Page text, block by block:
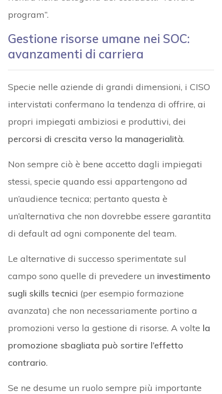
program”.
Gestione risorse umane nei SOC:
avanzamenti di carriera
Specie nelle aziende di grandi dimensioni, i CISO
intervistati confermano la tendenza di offrire, ai
propri impiegati ambiziosi e produttivi, dei
percorsi di crescita verso la managerialità.
Non sempre ciò è bene accetto dagli impiegati
stessi, specie quando essi appartengono ad
un’audience tecnica; pertanto questa è
un’alternativa che non dovrebbe essere garantita
di default ad ogni componente del team.
Le alternative di successo sperimentate sul
campo sono quelle di prevedere un investimento
sugli skills tecnici (per esempio formazione
avanzata) che non necessariamente portino a
promozioni verso la gestione di risorse. A volte la
promozione sbagliata può sortire l’effetto
contrario.
Se ne desume un ruolo sempre più importante